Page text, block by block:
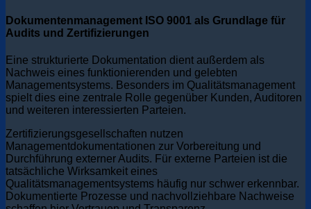
Dokumentenmanagement ISO 9001 als Grundlage für
Audits und Zertifizierungen
Eine strukturierte Dokumentation dient außerdem als
Nachweis eines funktionierenden und gelebten
Managementsystems. Besonders im Qualitätsmanagement
spielt dies eine zentrale Rolle gegenüber Kunden, Auditoren
und weiteren interessierten Parteien.
Zertifizierungsgesellschaften nutzen
Managementdokumentationen zur Vorbereitung und
Durchführung externer Audits. Für externe Parteien ist die
tatsächliche Wirksamkeit eines
Qualitätsmanagementsystems häufig nur schwer erkennbar.
Dokumentierte Prozesse und nachvollziehbare Nachweise